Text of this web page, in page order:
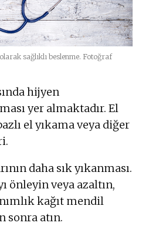
sağlıklı beslenme. Fotoğraf
hijyen
yer almaktadır. El
el yıkama veya diğer
daha sık yıkanması.
önleyin veya azaltın,
kağıt mendil
sonra atın.